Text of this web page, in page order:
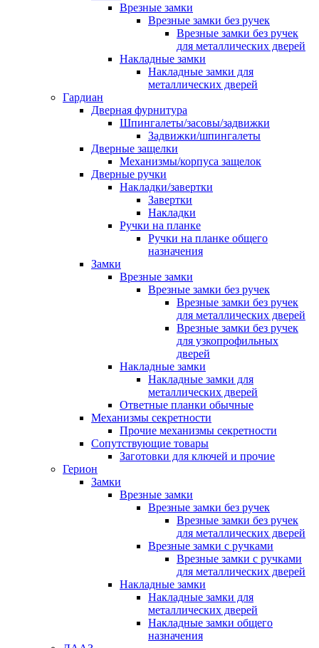
Врезные замки
Врезные замки без ручек
Врезные замки без ручек
для металлических дверей
Накладные замки
Накладные замки для
металлических дверей
Гардиан
Дверная фурнитура
Шпингалеты/засовы/задвижки
Задвижки/шпингалеты
Дверные защелки
Механизмы/корпуса защелок
Дверные ручки
Накладки/завертки
Завертки
Накладки
Ручки на планке
Ручки на планке общего
назначения
Замки
Врезные замки
Врезные замки без ручек
Врезные замки без ручек
для металлических дверей
Врезные замки без ручек
для узкопрофильных
дверей
Накладные замки
Накладные замки для
металлических дверей
Ответные планки обычные
Механизмы секретности
Прочие механизмы секретности
Сопутствующие товары
Заготовки для ключей и прочие
Герион
Замки
Врезные замки
Врезные замки без ручек
Врезные замки без ручек
для металлических дверей
Врезные замки с ручками
Врезные замки с ручками
для металлических дверей
Накладные замки
Накладные замки для
металлических дверей
Накладные замки общего
назначения